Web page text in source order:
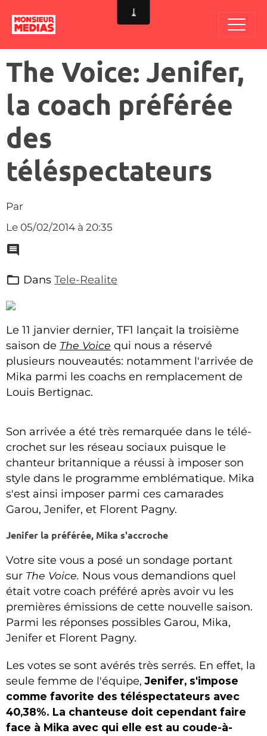
The Voice: Jenifer,
la coach préférée
des
téléspectateurs
Par
Le 05/02/2014 à 20:35
Dans Tele-Realite
Le 11 janvier dernier, TF1 lançait la troisième
saison de The Voice qui nous a réservé
plusieurs nouveautés: notamment l'arrivée de
Mika parmi les coachs en remplacement de
Louis Bertignac.
Son arrivée a été très remarquée dans le télé-
crochet sur les réseau sociaux puisque le
chanteur britannique a réussi à imposer son
style dans le programme emblématique. Mika
s'est ainsi imposer parmi ces camarades
Garou, Jenifer, et Florent Pagny.
Jenifer la préférée, Mika s'accroche
Votre site vous a posé un sondage portant
sur The Voice. Nous vous demandions quel
était votre coach préféré après avoir vu les
premières émissions de cette nouvelle saison.
Parmi les réponses possibles Garou, Mika,
Jenifer et Florent Pagny.
Les votes se sont avérés très serrés. En effet, la
seule femme de l'équipe, Jenifer, s'impose
comme favorite des téléspectateurs avec
40,38%. La chanteuse doit cependant faire
face à Mika avec qui elle est au coude-à-